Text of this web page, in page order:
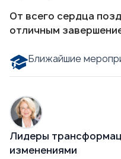
От всего сердца
отличным
Ближайшие
Лидеры
изменениями